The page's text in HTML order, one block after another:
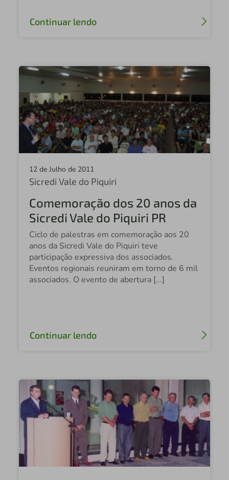
Continuar lendo
12 de Julho de 2011
Sicredi Vale do Piquiri
Comemoração dos 20 anos da
Sicredi Vale do Piquiri PR
Ciclo de palestras em comemoração aos 20
anos da Sicredi Vale do Piquiri teve
participação expressiva dos associados.
Eventos regionais reuniram em torno de 6 mil
associados. O evento de abertura [...]
Continuar lendo